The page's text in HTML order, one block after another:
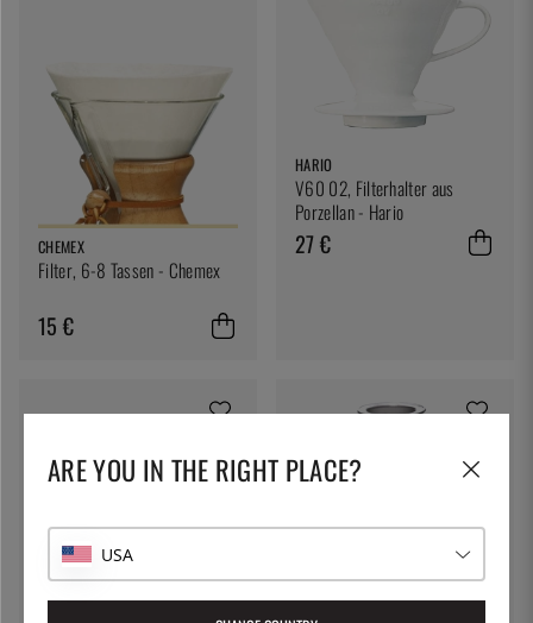
CHEMEX
Filter, 6-8 Tassen - Chemex
15 €
HARIO
V60 02, Filterhalter aus
Porzellan - Hario
27 €
Hario V60 Range Server
800ml
ARE YOU IN THE RIGHT PLACE?
USA